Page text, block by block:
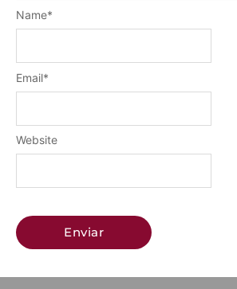
Name*
Email*
Website